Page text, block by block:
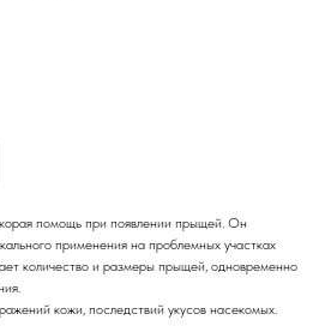
помощь при появлении прыщей. Он
применения на проблемных участках
количество и размеры прыщей, одновременно
кожи, последствий укусов насекомых.